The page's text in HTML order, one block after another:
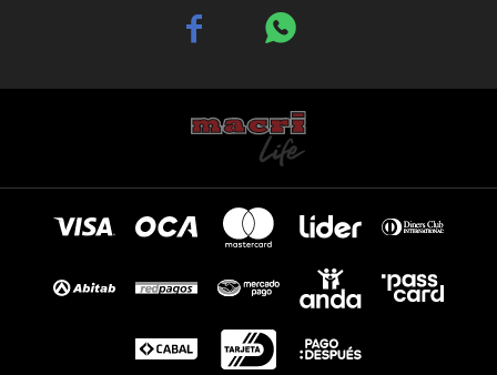
 